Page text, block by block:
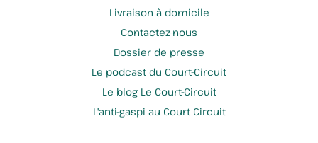
Livraison à domicile
Contactez-nous
Dossier de presse
Le podcast du Court-Circuit
Le blog Le Court-Circuit
L'anti-gaspi au Court Circuit